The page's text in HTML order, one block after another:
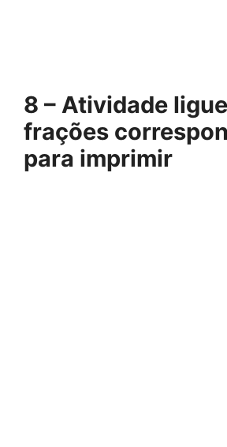
8 – Atividade
frações
para imprimir